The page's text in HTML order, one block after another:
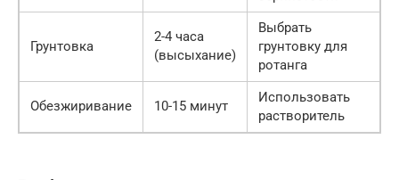
Грунтовка
2-4 часа
(высыхание)
Выбрать
грунтовку для
ротанга
Обезжиривание 10-15 минут
Использовать
растворитель